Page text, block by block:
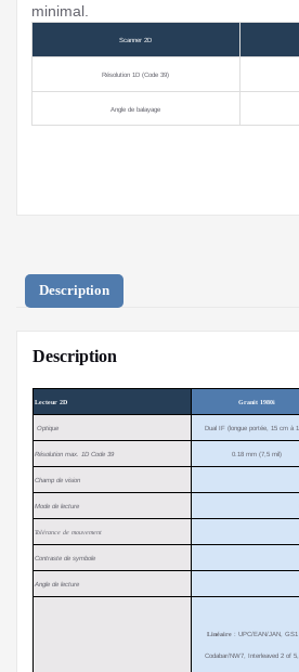
minimal.
Scanner 2D
Résolution 1D (Code 39)
Angle de balayage
Description
Description
Lecteur 2D Granit 1980i
Optique Dual IF (longue portée, 15 cm à
Résolution max. 1D Code 39 0.18 mm (7,5 mil)
Champ de vision
Mode de lecture
Tolérance de mouvement
Contraste de symbole
Angle de lecture
Linéaire : UPC/EAN/JAN, GS1
Codabar/NW7, Interleaved 2 of